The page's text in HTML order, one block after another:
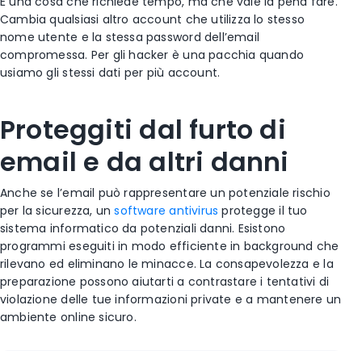
Cambia qualsiasi altro account che utilizza lo stesso
nome utente e la stessa password dell’email
compromessa. Per gli hacker è una pacchia quando
usiamo gli stessi dati per più account.
Proteggiti dal furto di
email e da altri danni
Anche se l’email può rappresentare un potenziale rischio
per la sicurezza, unsoftware antivirus protegge il tuo
sistema informatico da potenziali danni. Esistono
programmi eseguiti in modo efficiente in background che
rilevano ed eliminano le minacce. La consapevolezza e la
preparazione possono aiutarti a contrastare i tentativi di
violazione delle tue informazioni private e a mantenere un
ambiente online sicuro.